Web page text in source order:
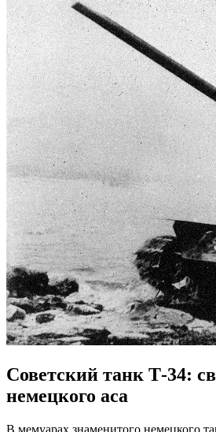
Советский танк Т-34:
немецкого аса
В мемуарах знаменитого немецкого